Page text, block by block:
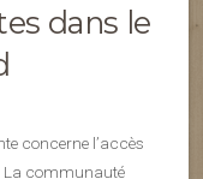
dans le
concerne l’accès
La communauté